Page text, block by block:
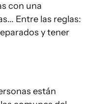
con una
Entre las reglas:
y tener
están